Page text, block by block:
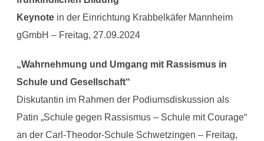
Keynotein der Einrichtung Krabbelkäfer Mannheim
gGmbH – Freitag, 27.09.2024
„Wahrnehmung und Umgang mit Rassismus in
Schule und Gesellschaft“
Diskutantin im Rahmen der Podiumsdiskussion als
Patin „Schule gegen Rassismus – Schule mit Courage“
an der Carl-Theodor-Schule Schwetzingen – Freitag,